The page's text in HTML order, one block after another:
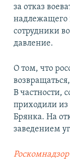
за отказ
надлежащего
сотрудники
давление.
О том, что
В частности,
приходили из
Брянка. На
заведением